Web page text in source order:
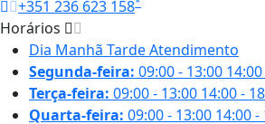
+351 236 623 158
Horários
Dia Manhã TardeAtendimento
Segunda-feira: 09:00 - 13:00
Terça-feira: 09:00 - 13:00 14:00 -
Quarta-feira: 09:00 - 13:00 14:00 -